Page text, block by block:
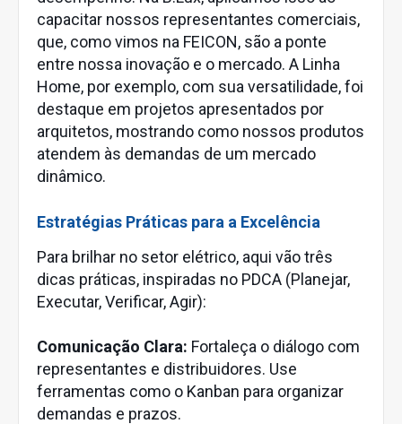
capacitar nossos representantes comerciais,
que, como vimos na FEICON, são a ponte
entre nossa inovação e o mercado. A Linha
Home, por exemplo, com sua versatilidade, foi
destaque em projetos apresentados por
arquitetos, mostrando como nossos produtos
atendem às demandas de um mercado
dinâmico.
Estratégias Práticas para a Excelência
Para brilhar no setor elétrico, aqui vão três
dicas práticas, inspiradas no PDCA (Planejar,
Executar, Verificar, Agir):
Comunicação Clara: Fortaleça o diálogo com
representantes e distribuidores. Use
ferramentas como o Kanban para organizar
demandas e prazos.